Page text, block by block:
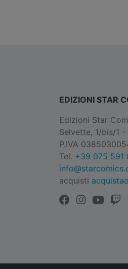
EDIZIONI STAR
Edizioni Star
Selvette, 1/bis/1
P.IVA
Tel. +39 075 591
acquisti